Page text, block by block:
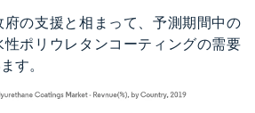
の支援と相まって、予測期間中の
性ポリウレタンコーティングの需要
す。